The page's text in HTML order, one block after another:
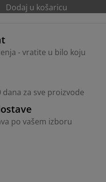
Dodaj u košaricu
- vratite u bilo koju
za sve proizvode
po vašem izboru